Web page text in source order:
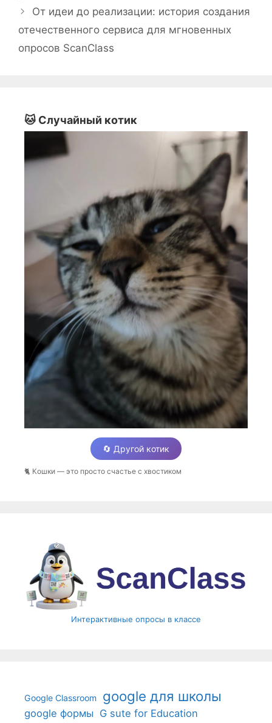
От идеи до реализации: история создания
отечественного сервиса для мгновенных
опросов ScanClass
🐱 Случайный котик
🔄 Другой котик
🐈 Кошки — это просто счастье с хвостиком
Интерактивные опросы в классе
Google Classroom google для школы
google формы G sute for Education